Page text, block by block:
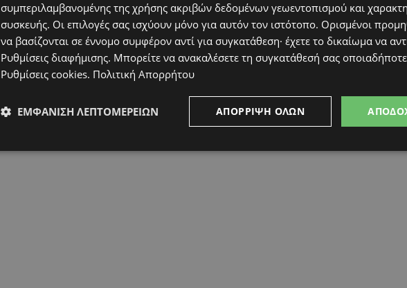
συμπεριλαμβανομένης της χρήσης ακριβών δεδομένων γεωεντοπισμού και
συσκευής. Οι επιλογές σας ισχύουν μόνο για αυτόν τον ιστότοπο. Ορισμένοι
να βασίζονται σε έννομο συμφέρον αντί για συγκατάθεση· έχετε το δικαίωμα να
Ρυθμίσεις διαφήμισης. Μπορείτε να ανακαλέσετε τη συγκατάθεσή σας οποιαδήποτε
Ρυθμίσεις cookies. Πολιτική Απορρήτου
ΑΠΌΡΡΙΨΗ ΌΛΩΝ
ΕΜΦΆΝΙΣΗ ΛΕΠΤΟΜΕΡΕΙΏΝ